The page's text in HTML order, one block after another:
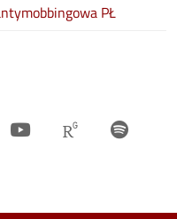
PŁ
Youtube